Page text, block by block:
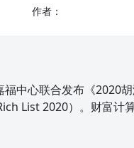
作者：
福中心联合发布《2020
List 2020）。财富计